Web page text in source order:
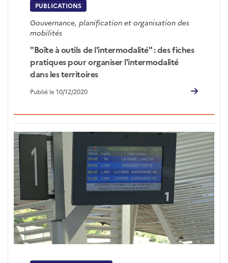
PUBLICATIONS
Gouvernance, planification et organisation des
mobilités
"Boîte à outils de l'intermodalité" : des fiches
pratiques pour organiser l'intermodalité
dans les territoires
Publié le 10/12/2020